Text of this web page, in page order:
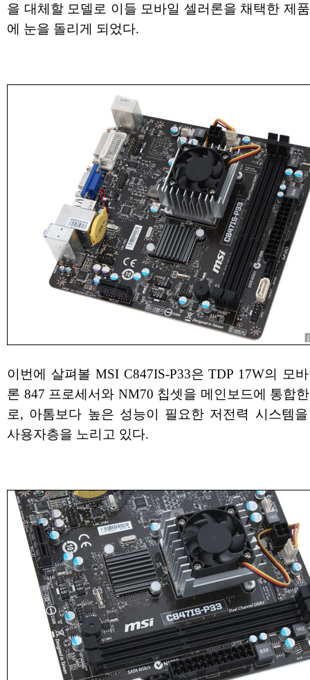
을 대체할 모델로 이들 모바일 셀러론을 채택한 제
에 눈을 돌리게 되었다.
이번에 살펴볼 MSI C847IS-P33은 TDP 17W의 모
론 847 프로세서와 NM70 칩셋을 메인보드에 통합
로, 아톰보다 높은 성능이 필요한 저전력 시스템
사용자층을 노리고 있다.